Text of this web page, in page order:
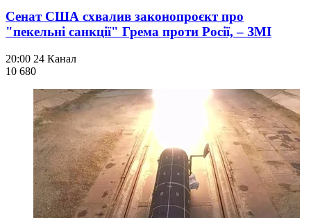
Сенат США схвалив законопроєкт про
"пекельні санкції" Грема проти Росії, – ЗМІ
20:00 24 Канал
10 680